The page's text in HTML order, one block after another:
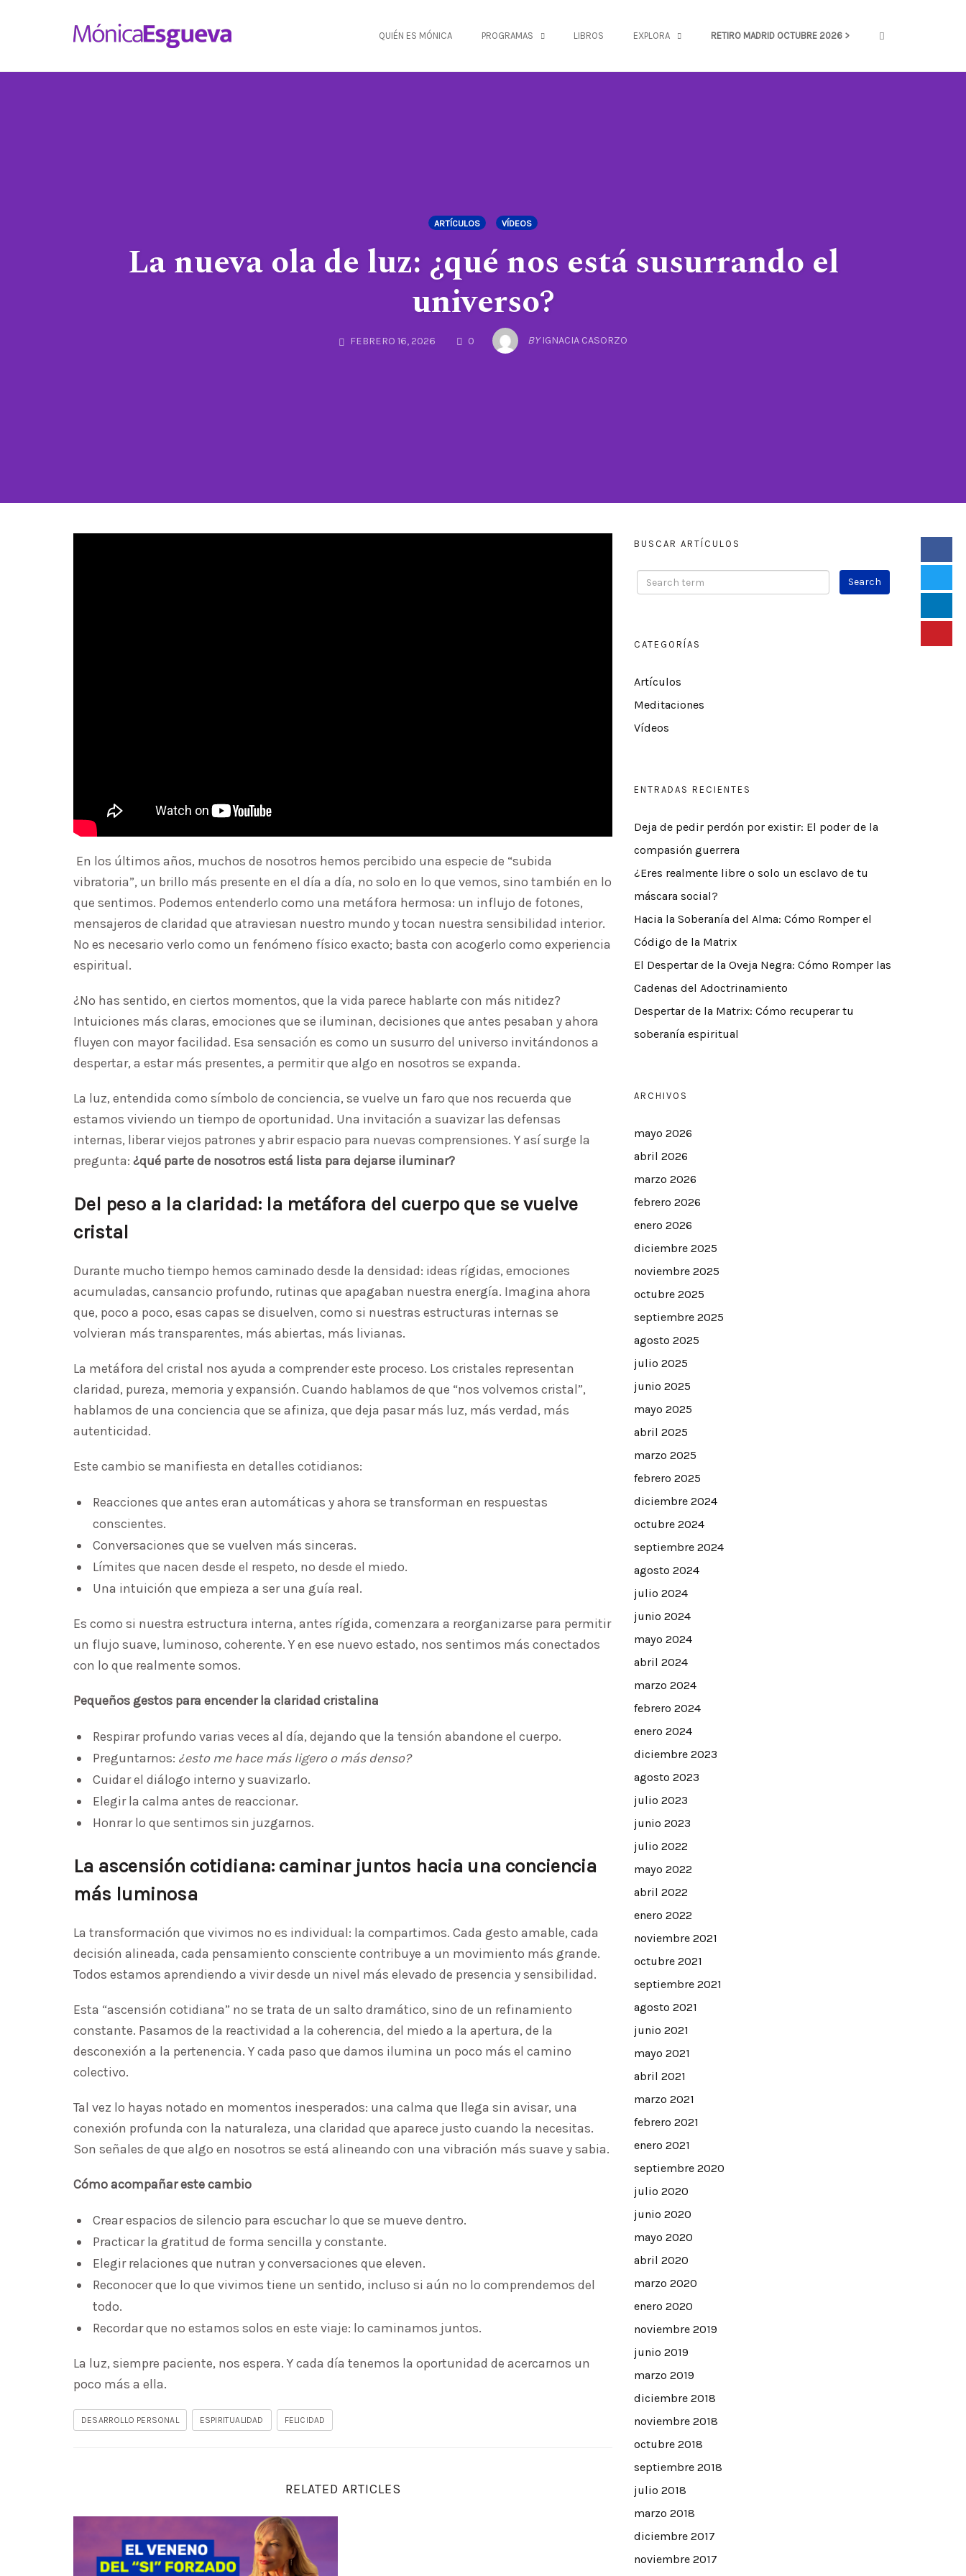
QUIÉN ES MÓNICA PROGRAMAS LIBROS EXPLORA RETIRO MADRID OCTUBRE 2026 >
ARTÍCULOS VÍDEOS
La nueva ola de luz: ¿qué nos está susurrando el
universo?
FEBRERO 16, 2026 0 COMMENTSBY IGNACIA CASORZO
En los últimos años, muchos de nosotros hemos percibido una especie de “subida
vibratoria”, un brillo más presente en el día a día, no solo en lo que vemos, sino también en lo
que sentimos. Podemos entenderlo como una metáfora hermosa: un influjo de fotones,
mensajeros de claridad que atraviesan nuestro mundo y tocan nuestra sensibilidad interior.
No es necesario verlo como un fenómeno físico exacto; basta con acogerlo como experiencia
espiritual.
¿No has sentido, en ciertos momentos, que la vida parece hablarte con más nitidez?
Intuiciones más claras, emociones que se iluminan, decisiones que antes pesaban y ahora
fluyen con mayor facilidad. Esa sensación es como un susurro del universo invitándonos a
despertar, a estar más presentes, a permitir que algo en nosotros se expanda.
La luz, entendida como símbolo de conciencia, se vuelve un faro que nos recuerda que
estamos viviendo un tiempo de oportunidad. Una invitación a suavizar las defensas
internas, liberar viejos patrones y abrir espacio para nuevas comprensiones. Y así surge la
pregunta: ¿qué parte de nosotros está lista para dejarse iluminar?
Del peso a la claridad: la metáfora del cuerpo que se vuelve
cristal
Durante mucho tiempo hemos caminado desde la densidad: ideas rígidas, emociones
acumuladas, cansancio profundo, rutinas que apagaban nuestra energía. Imagina ahora
que, poco a poco, esas capas se disuelven, como si nuestras estructuras internas se
volvieran más transparentes, más abiertas, más livianas.
La metáfora del cristal nos ayuda a comprender este proceso. Los cristales representan
claridad, pureza, memoria y expansión. Cuando hablamos de que “nos volvemos cristal”,
hablamos de una conciencia que se afiniza, que deja pasar más luz, más verdad, más
autenticidad.
Este cambio se manifiesta en detalles cotidianos:
Reacciones que antes eran automáticas y ahora se transforman en respuestas
conscientes.
Conversaciones que se vuelven más sinceras.
Límites que nacen desde el respeto, no desde el miedo.
Una intuición que empieza a ser una guía real.
Es como si nuestra estructura interna, antes rígida, comenzara a reorganizarse para permitir
un flujo suave, luminoso, coherente. Y en ese nuevo estado, nos sentimos más conectados
con lo que realmente somos.
Pequeños gestos para encender la claridad cristalina
Respirar profundo varias veces al día, dejando que la tensión abandone el cuerpo.
Preguntarnos: ¿esto me hace más ligero o más denso?
Cuidar el diálogo interno y suavizarlo.
Elegir la calma antes de reaccionar.
Honrar lo que sentimos sin juzgarnos.
La ascensión cotidiana: caminar juntos hacia una conciencia
más luminosa
La transformación que vivimos no es individual: la compartimos. Cada gesto amable, cada
decisión alineada, cada pensamiento consciente contribuye a un movimiento más grande.
Todos estamos aprendiendo a vivir desde un nivel más elevado de presencia y sensibilidad.
Esta “ascensión cotidiana” no se trata de un salto dramático, sino de un refinamiento
constante. Pasamos de la reactividad a la coherencia, del miedo a la apertura, de la
desconexión a la pertenencia. Y cada paso que damos ilumina un poco más el camino
colectivo.
Tal vez lo hayas notado en momentos inesperados: una calma que llega sin avisar, una
conexión profunda con la naturaleza, una claridad que aparece justo cuando la necesitas.
Son señales de que algo en nosotros se está alineando con una vibración más suave y sabia.
Cómo acompañar este cambio
Crear espacios de silencio para escuchar lo que se mueve dentro.
Practicar la gratitud de forma sencilla y constante.
Elegir relaciones que nutran y conversaciones que eleven.
Reconocer que lo que vivimos tiene un sentido, incluso si aún no lo comprendemos del
todo.
Recordar que no estamos solos en este viaje: lo caminamos juntos.
La luz, siempre paciente, nos espera. Y cada día tenemos la oportunidad de acercarnos un
poco más a ella.
DESARROLLO PERSONAL ESPIRITUALIDAD FELICIDAD
RELATED ARTICLES
Deja de pedir perdón por existir: El poder de la compasión guerrera
BUSCAR ARTÍCULOS
CATEGORÍAS
Artículos
Meditaciones
Vídeos
ENTRADAS RECIENTES
Deja de pedir perdón por existir: El poder de la
compasión guerrera
¿Eres realmente libre o solo un esclavo de tu
máscara social?
Hacia la Soberanía del Alma: Cómo Romper el
Código de la Matrix
El Despertar de la Oveja Negra: Cómo Romper las
Cadenas del Adoctrinamiento
Despertar de la Matrix: Cómo recuperar tu
soberanía espiritual
ARCHIVOS
mayo 2026
abril 2026
marzo 2026
febrero 2026
enero 2026
diciembre 2025
noviembre 2025
octubre 2025
septiembre 2025
agosto 2025
julio 2025
junio 2025
mayo 2025
abril 2025
marzo 2025
febrero 2025
diciembre 2024
octubre 2024
septiembre 2024
agosto 2024
julio 2024
junio 2024
mayo 2024
abril 2024
marzo 2024
febrero 2024
enero 2024
diciembre 2023
agosto 2023
julio 2023
junio 2023
julio 2022
mayo 2022
abril 2022
enero 2022
noviembre 2021
octubre 2021
septiembre 2021
agosto 2021
junio 2021
mayo 2021
abril 2021
marzo 2021
febrero 2021
enero 2021
septiembre 2020
julio 2020
junio 2020
mayo 2020
abril 2020
marzo 2020
enero 2020
noviembre 2019
junio 2019
marzo 2019
diciembre 2018
noviembre 2018
octubre 2018
septiembre 2018
julio 2018
marzo 2018
diciembre 2017
noviembre 2017